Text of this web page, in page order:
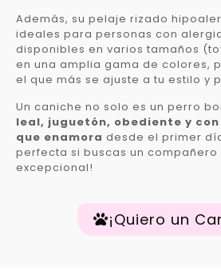
Además, su pelaje rizado
ideales para personas con
disponibles en varios tamaños
en una amplia gama de colores,
el que más se ajuste a tu estilo y
Un caniche no solo es un perro
leal, juguetón, obediente y
que enamora desde el primer
perfecta si buscas un compañero
excepcional!
¡Quiero un